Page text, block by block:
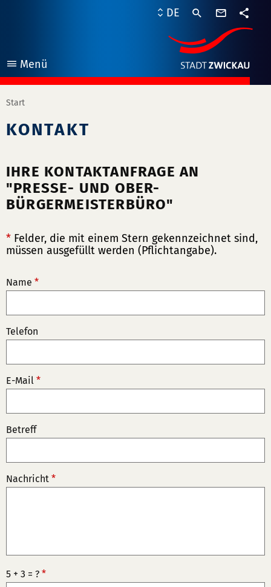
Menü
öffnen
DE
Start
KONTAKT
IHRE KONTAKTANFRAGE AN
"PRESSE- UND OBER-
BÜRGERMEISTERBÜRO"
* Felder, die mit einem Stern gekennzeichnet sind,
müssen ausgefüllt werden (Pflichtangabe).
Name *
Telefon
E-Mail *
Betreff
Nachricht *
5 + 3 = ? *